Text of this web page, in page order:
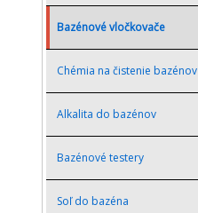
Bazénové vločkovače
Chémia na čistenie bazénov
Alkalita do bazénov
Bazénové testery
Soľ do bazéna